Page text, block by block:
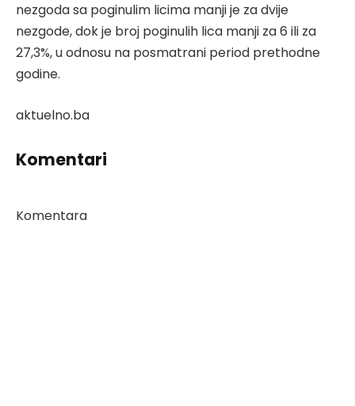
nezgoda sa poginulim licima manji je za dvije
nezgode, dok je broj poginulih lica manji za 6 ili za
27,3%, u odnosu na posmatrani period prethodne
godine.
aktuelno.ba
Komentari
Komentara